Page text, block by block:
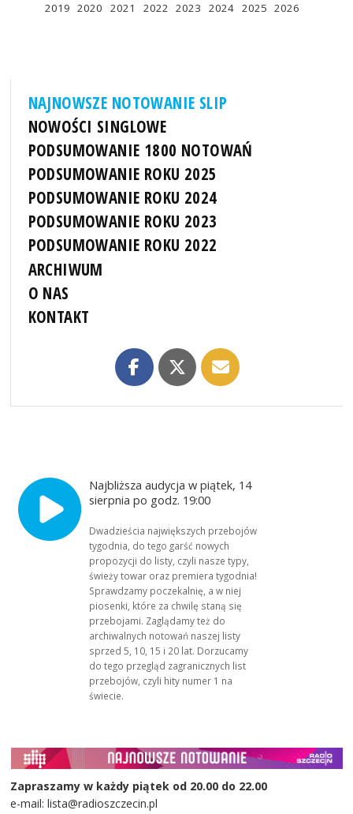
2019 2020 2021 2022 2023 2024 2025 2026
NAJNOWSZE NOTOWANIE SLIP
NOWOŚCI SINGLOWE
PODSUMOWANIE 1800 NOTOWAŃ
PODSUMOWANIE ROKU 2025
PODSUMOWANIE ROKU 2024
PODSUMOWANIE ROKU 2023
PODSUMOWANIE ROKU 2022
ARCHIWUM
O NAS
KONTAKT
Najbliższa audycja w piątek, 14
sierpnia po godz. 19:00
Dwadzieścia największych przebojów
tygodnia, do tego garść nowych
propozycji do listy, czyli nasze typy,
świeży towar oraz premiera tygodnia!
Sprawdzamy poczekalnię, a w niej
piosenki, które za chwilę staną się
przebojami. Zaglądamy też do
archiwalnych notowań naszej listy
sprzed 5, 10, 15 i 20 lat. Dorzucamy
do tego przegląd zagranicznych list
przebojów, czyli hity numer 1 na
świecie.
Zapraszamy w każdy piątek od 20.00 do 22.00
e-mail: lista@radioszczecin.pl